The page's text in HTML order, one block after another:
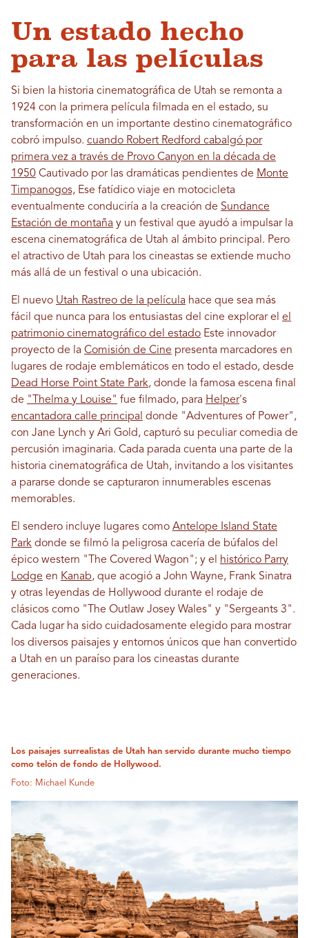
Un estado hecho
para las películas
Si bien la historia cinematográfica de Utah se remonta a
1924 con la primera película filmada en el estado, su
transformación en un importante destino cinematográfico
cobró impulso. cuando Robert Redford cabalgó por
primera vez a través de Provo Canyon en la década de
1950 Cautivado por las dramáticas pendientes de Monte
Timpanogos, Ese fatídico viaje en motocicleta
eventualmente conduciría a la creación de Sundance
Estación de montaña y un festival que ayudó a impulsar la
escena cinematográfica de Utah al ámbito principal. Pero
el atractivo de Utah para los cineastas se extiende mucho
más allá de un festival o una ubicación.
El nuevo Utah Rastreo de la película hace que sea más
fácil que nunca para los entusiastas del cine explorar el el
patrimonio cinematográfico del estado Este innovador
proyecto de la Comisión de Cine presenta marcadores en
lugares de rodaje emblemáticos en todo el estado, desde
Dead Horse Point State Park, donde la famosa escena final
de "Thelma y Louise" fue filmado, para Helper's
encantadora calle principal donde "Adventures of Power",
con Jane Lynch y Ari Gold, capturó su peculiar comedia de
percusión imaginaria. Cada parada cuenta una parte de la
historia cinematográfica de Utah, invitando a los visitantes
a pararse donde se capturaron innumerables escenas
memorables.
El sendero incluye lugares como Antelope Island State
Park donde se filmó la peligrosa cacería de búfalos del
épico western "The Covered Wagon"; y el
histórico Parry
Lodge en Kanab, que acogió a John Wayne, Frank Sinatra
y otras leyendas de Hollywood durante el rodaje de
clásicos como "The Outlaw Josey Wales" y "Sergeants 3".
Cada lugar ha sido cuidadosamente elegido para mostrar
los diversos paisajes y entornos únicos que han convertido
a Utah en un paraíso para los cineastas durante
generaciones.
Los paisajes surrealistas de Utah han servido durante mucho tiempo
como telón de fondo de Hollywood.
Foto: Michael Kunde